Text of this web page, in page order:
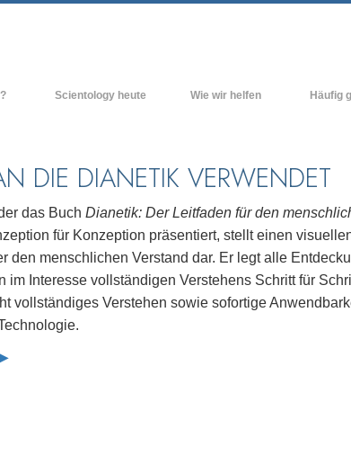
kennen
Kirche
Scientology
Scientology heute
Flag Land Base
Freewinds
Scientology für die Welt
David Miscavige - Das kirchliche
Wie wir helfen Häufig
Innerhalb
Die
DIE DIANETIK VERWENDET
das Buch Dianetik: Der Leitfaden für den
für Konzeption präsentiert, stellt einen
den menschlichen Verstand dar. Er legt alle
im Interesse vollständigen Verstehens Schritt für
vollständiges Verstehen sowie sofortige